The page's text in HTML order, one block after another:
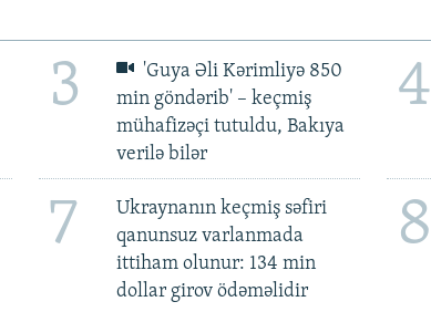
3
'Guya Əli Kərimliyə 850
min göndərib' – keçmiş
mühafizəçi tutuldu, Bakıya
verilə bilər
4
7
Ukraynanın keçmiş səfiri
qanunsuz varlanmada
ittiham olunur: 134 min
dollar girov ödəməlidir
8